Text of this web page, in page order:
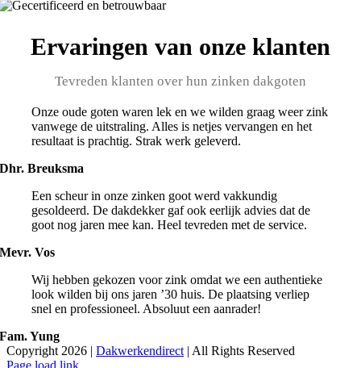
Ervaringen van onze klanten
Tevreden klanten over hun zinken dakgoten
Onze oude goten waren lek en we wilden graag weer zink
vanwege de uitstraling. Alles is netjes vervangen en het
resultaat is prachtig. Strak werk geleverd.
Dhr. Breuksma
Een scheur in onze zinken goot werd vakkundig
gesoldeerd. De dakdekker gaf ook eerlijk advies dat de
goot nog jaren mee kan. Heel tevreden met de service.
Mevr. Vos
Wij hebben gekozen voor zink omdat we een authentieke
look wilden bij ons jaren ’30 huis. De plaatsing verliep
snel en professioneel. Absoluut een aanrader!
Fam. Yung
Copyright 2026 | Dakwerkendirect| All Rights Reserved
Facebook
X
Instagram
Pinterest